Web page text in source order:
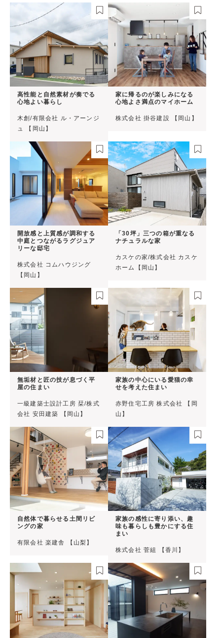
高性能と自然素材が奏でる
心地よい暮らし
木創/有限会社 ル・アーンジ
ュ 【岡山】
家に帰るのが楽しみになる
心地よさ満点のマイホーム
株式会社 掛谷建設 【岡山】
開放感と上質感が調和する
中庭とつながるラグジュア
リーな邸宅
株式会社 コムハウジング
【岡山】
「30坪」三つの箱が重なる
ナチュラルな家
カスケの家/株式会社 カスケ
ホーム【岡山】
無垢材と匠の技が息づく平
屋の住まい
一級建築士設計工房 栞/株式
会社 安田建築 【岡山】
家族の中心にいる愛猫の幸
せを考えた住まい
赤野住宅工房 株式会社 【岡
山】
自然体で暮らせる土間リビ
ングの家
有限会社 楽建舎 【山梨】
家族の感性に寄り添い、趣
味も暮らしも豊かにする住
まい
株式会社 菅組 【香川】